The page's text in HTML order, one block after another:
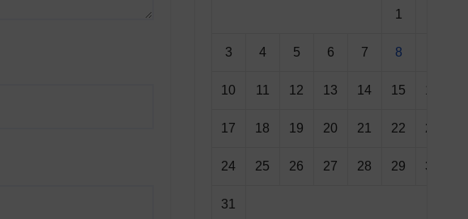
1
3 4 5 6 7 8
10 11 12 13 14 15 16
17 18 19 20 21 22 23
24 25 26 27 28 29 30
31